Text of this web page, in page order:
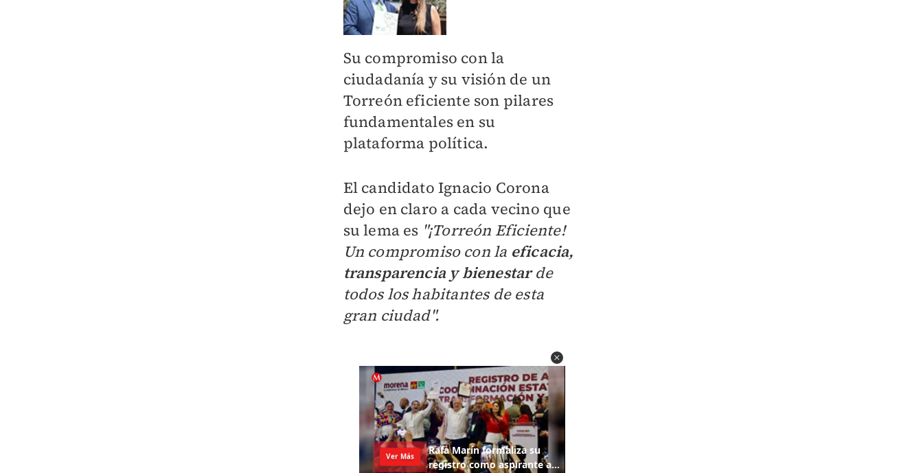
Su compromiso con la
ciudadanía y su visión de un
Torreón eficiente son pilares
fundamentales en su
plataforma política.
El candidato Ignacio Corona
dejo en claro a cada vecino que
su lema es "¡Torreón Eficiente!
Un compromiso con la eficacia,
transparencia y bienestarde
todos los habitantes de esta
gran ciudad".